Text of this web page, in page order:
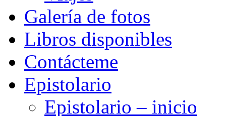
Galería de fotos
Libros disponibles
Contácteme
Epistolario
Epistolario – inicio